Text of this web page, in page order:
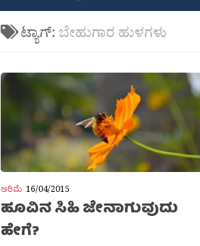
ಟ್ಯಾಗ್: ಬೇಹುಗಾರ ಹುಳಗಳು
ಅರಿಮೆ 16/04/2015
ಹೂವಿನ ಸಿಹಿ ಜೇನಾಗುವುದು
ಹೇಗೆ?